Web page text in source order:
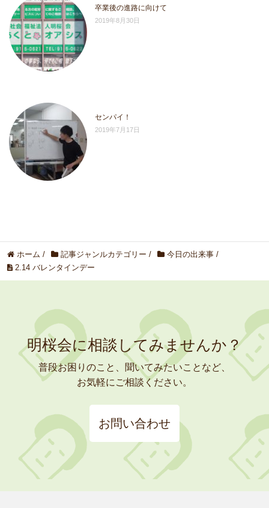
卒業後の進路に向けて
2019年8月30日
センパイ！
2019年7月17日
ホーム / 記事ジャンルカテゴリー / 今日の出来事 /
2.14 バレンタインデー
明桜会に相談してみませんか？
普段お困りのこと、聞いてみたいことなど、
お気軽にご相談ください。
お問い合わせ